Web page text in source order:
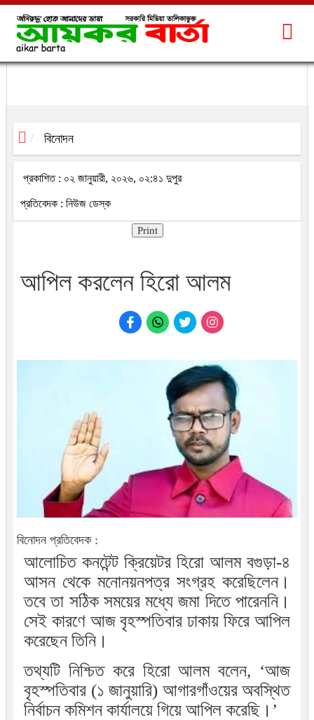
বিনোদন
প্রকাশিত : ০২ জানুয়ারী, ২০২৬, ০২:৪১ দুপুর
প্রতিবেদক : নিউজ ডেস্ক
Print
আপিল করলেন হিরো আলম
বিনোদন প্রতিবেদক :
আলোচিত কনটেন্ট ক্রিয়েটর হিরো আলম বগুড়া-৪
আসন থেকে মনোনয়নপত্র সংগ্রহ করেছিলেন।
তবে তা সঠিক সময়ের মধ্যে জমা দিতে পারেননি।
সেই কারণে আজ বৃহস্পতিবার ঢাকায় ফিরে আপিল
করেছেন তিনি।
তথ্যটি নিশ্চিত করে হিরো আলম বলেন, ‘আজ
বৃহস্পতিবার (১ জানুয়ারি) আগারগাঁওয়ের অবস্থিত
নির্বাচন কমিশন কার্যালয়ে গিয়ে আপিল করেছি।’